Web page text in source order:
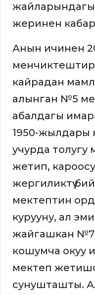
жеринен
Анын ичинен
кайрадан
алынган №5
абалдагы
1950-жылдары
учурда толугу
жетип,
жергиликтүү
мектептин
курууну, ал
жайгашкан №7
кошумча окуу
мектеп
сунушташты.